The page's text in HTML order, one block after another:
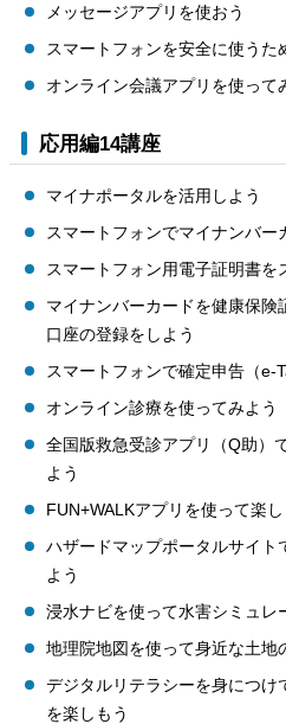
メッセージアプリを使おう
スマートフォンを安全に使うた
オンライン会議アプリを使って
応用編14講座
マイナポータルを活用しよう
スマートフォンでマイナンバー
スマートフォン用電子証明書を
マイナンバーカードを健康保険
口座の登録をしよう
スマートフォンで確定申告（e-
オンライン診療を使ってみよう
全国版救急受診アプリ（Q助）
よう
FUN+WALKアプリを使って楽し
ハザードマップポータルサイト
よう
浸水ナビを使って水害シミュレ
地理院地図を使って身近な土地
デジタルリテラシーを身につけ
を楽しもう